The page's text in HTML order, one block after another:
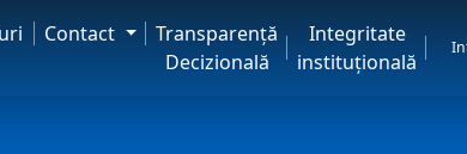
Contact
Transparență
Decizională
Integritate
instituțională